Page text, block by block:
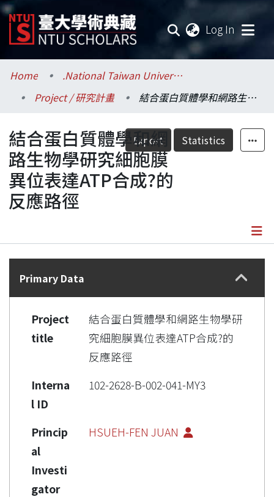
Log In
Communities & Collections
Research Outputs
Fundings & Projects
Researchers
Organizations
Home
.National Taiwan University / 國立臺灣大學
Project / 研究計畫
結合蛋白質體學和網路生物學研究細胞膜異位表達ATP合成?的反應路徑
Export Statistics
結合蛋白質體學和網
路生物學研究細胞膜
異位表達ATP合成?的
反應路徑
Details
Primary Data
Project
title
結合蛋白質體學和網路生物學研
究細胞膜異位表達ATP合成?的
反應路徑
Interna
l ID
102-2628-B-002-041-MY3
Princip
al
Investi
gator
HSUEH-FEN JUAN